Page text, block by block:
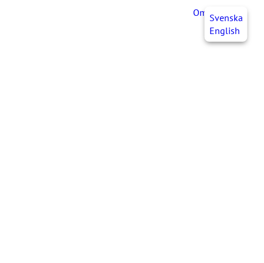
OmaJHLSvenska
English